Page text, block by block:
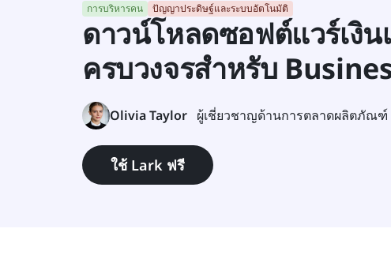
การบริหารคน ปัญญาประดิษฐ์และระบบอัตโนมัติ
ดาวน์โหลดซอฟต์แวร์เงิ
ครบวงจรสำหรับ
Olivia Taylor ผู้เชี่ยวชาญด้านการตลาดผลิตภัณฑ์
ใช้ Lark ฟรี